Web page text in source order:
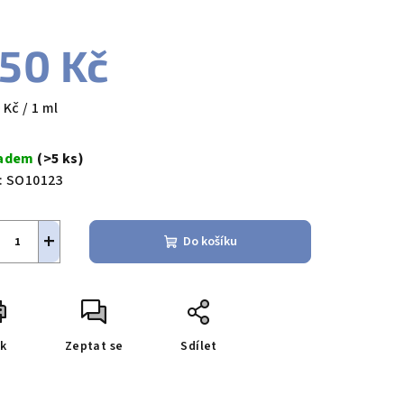
Kč
Kč / 1 ml
(>5 ks)
SO10123
+ Do košíku
Zeptat se Sdílet